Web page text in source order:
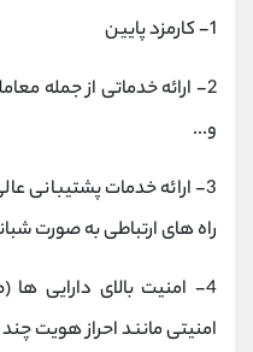
1- کارمزد پایین
2- ارائه خدماتی از جمله معاملات
و...
3- ارائه خدمات پشتیبانی
راه های ارتباطی به صورت
4- امنیت بالای دارایی
امنیتی مانند احراز هویت